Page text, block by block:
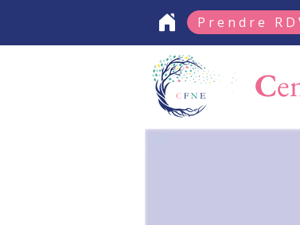
Prendre
C